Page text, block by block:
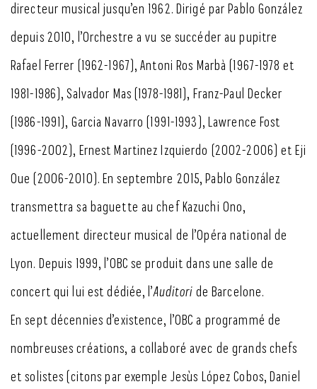
directeur musical jusqu’en 1962. Dirigé par Pablo González
depuis 2010, l’Orchestre a vu se succéder au pupitre
Rafael Ferrer (1962-1967), Antoni Ros Marbà (1967-1978 et
1981-1986), Salvador Mas (1978-1981), Franz-Paul Decker
(1986-1991), Garcia Navarro (1991-1993), Lawrence Fost
(1996-2002), Ernest Martinez Izquierdo (2002-2006) et Eji
Oue (2006-2010). En septembre 2015, Pablo González
transmettra sa baguette au chef Kazuchi Ono,
actuellement directeur musical de l’Opéra national de
Lyon. Depuis 1999, l’OBC se produit dans une salle de
concert qui lui est dédiée, l’Auditori de Barcelone.
En sept décennies d’existence, l’OBC a programmé de
nombreuses créations, a collaboré avec de grands chefs
et solistes (citons par exemple Jesùs López Cobos, Daniel